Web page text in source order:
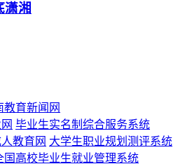
潇湘
教育新闻网
毕业生实名制综合服务系统
教育网 大学生职业规划测评系统
国高校毕业生就业管理系统